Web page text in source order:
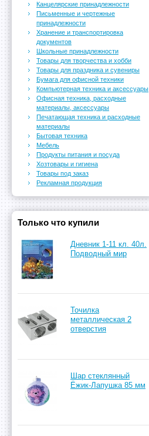
Канцелярские принадлежности
Письменные и чертежные
принадлежности
Хранение и транспортировка
документов
Школьные принадлежности
Товары для творчества и хобби
Товары для праздника и сувениры
Бумага для офисной техники
Компьютерная техника и аксессуары
Офисная техника, расходные
материалы, аксессуары
Печатающая техника и расходные
материалы
Бытовая техника
Мебель
Продукты питания и посуда
Хозтовары и гигиена
Товары под заказ
Рекламная продукция
Только что купили
Дневник 1-11 кл. 40л.
Подводный мир
Точилка
металлическая 2
отверстия
Шар стеклянный
Ёжик-Лапушка 85 мм